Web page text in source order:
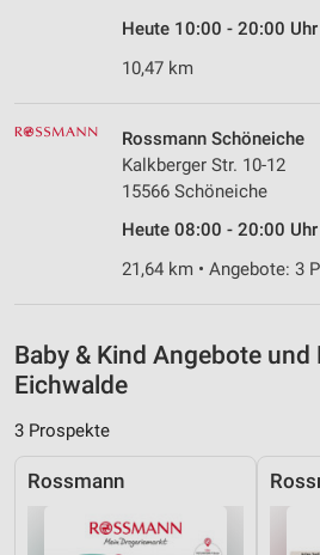
Heute 10:00 - 20:00 Uhr
10,47 km
Rossmann Schöneiche
Kalkberger Str. 10-12
15566 Schöneiche
Heute 08:00 - 20:00 Uhr
21,64 km • Angebote: 3
Baby & Kind Angebote
Eichwalde
3 Prospekte
Rossmann
Messung der Performance von
Quellen
Entwicklung und Verbesserung der
Verwendung reduzierter Daten zur
Geräte anhand von aktiv
Informationen identifizieren
Nicht-IAB-Verarbeitungszwecke:
Notwendig
Performance